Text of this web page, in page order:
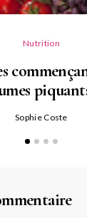
Nutrition
Sophie Coste